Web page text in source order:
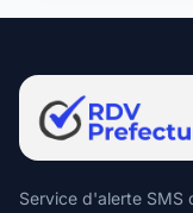
Service d'alerte SMS